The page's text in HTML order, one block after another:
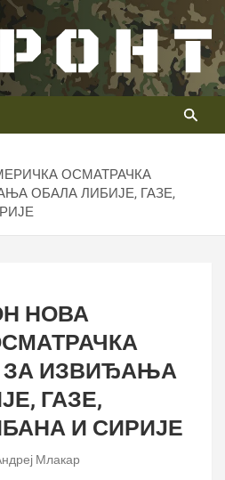
ФРОНТ
ОСМАТРАЧКА
ОБАЛА ЛИБИЈЕ, ГАЗЕ,
НОВА
ИЗВИЂАЊА
ГАЗЕ,
И СИРИЈЕ
Млакар